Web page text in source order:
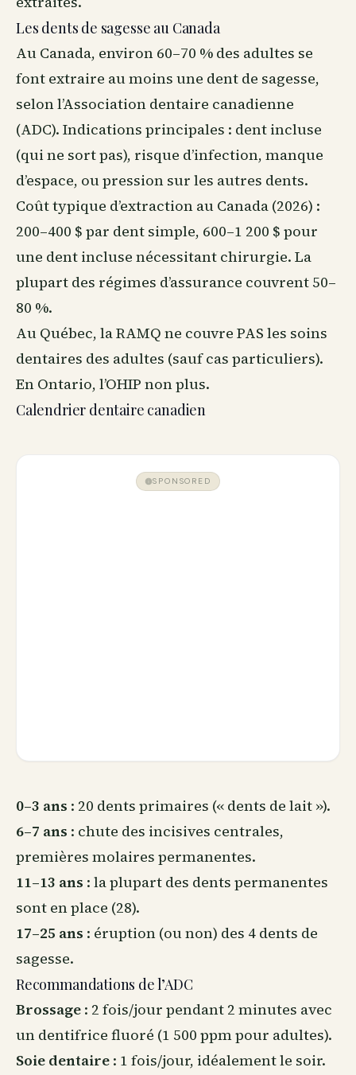
Les dents de sagesse au Canada
Au Canada, environ 60–70 % des adultes se
font extraire au moins une dent de sagesse,
selon l’Association dentaire canadienne
(ADC). Indications principales : dent incluse
(qui ne sort pas), risque d’infection, manque
d’espace, ou pression sur les autres dents.
Coût typique d’extraction au Canada (2026) :
200–400 $ par dent simple, 600–1 200 $ pour
une dent incluse nécessitant chirurgie. La
plupart des régimes d’assurance couvrent 50–
80 %.
Au Québec, la RAMQ ne couvre PAS les soins
dentaires des adultes (sauf cas particuliers).
En Ontario, l’OHIP non plus.
Calendrier dentaire canadien
SPONSORED
0–3 ans : 20 dents primaires (« dents de lait »).
6–7 ans : chute des incisives centrales,
premières molaires permanentes.
11–13 ans : la plupart des dents permanentes
sont en place (28).
17–25 ans : éruption (ou non) des 4 dents de
sagesse.
Recommandations de l’ADC
Brossage : 2 fois/jour pendant 2 minutes avec
un dentifrice fluoré (1 500 ppm pour adultes).
Soie dentaire : 1 fois/jour, idéalement le soir.